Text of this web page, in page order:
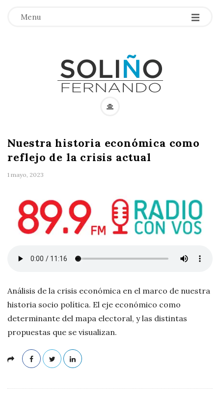
Menu
r
a
n
d
S
o
l
Nuestra historia económica como
reflejo de la crisis actual
1 mayo, 2023
Análisis de la crisis económica en el marco de nuestra
historia socio política. El eje económico como
determinante del mapa electoral, y las distintas
propuestas que se visualizan.